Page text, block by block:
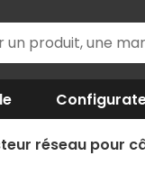
réseau pour